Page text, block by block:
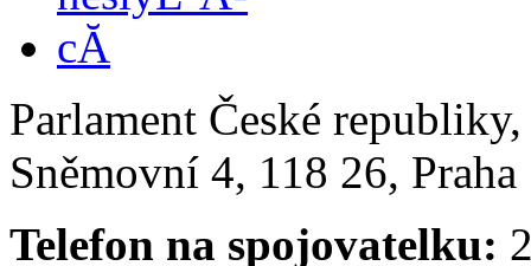
Parlament České
Sněmovní 4, 118 26,
Telefon na spojovatelku: